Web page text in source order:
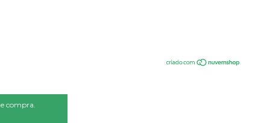
compra.